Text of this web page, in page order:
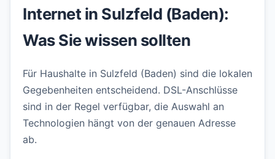
Internet in Sulzfeld (Baden):
Was Sie wissen sollten
Für Haushalte in Sulzfeld (Baden) sind die lokalen
Gegebenheiten entscheidend. DSL-Anschlüsse
sind in der Regel verfügbar, die Auswahl an
Technologien hängt von der genauen Adresse
ab.